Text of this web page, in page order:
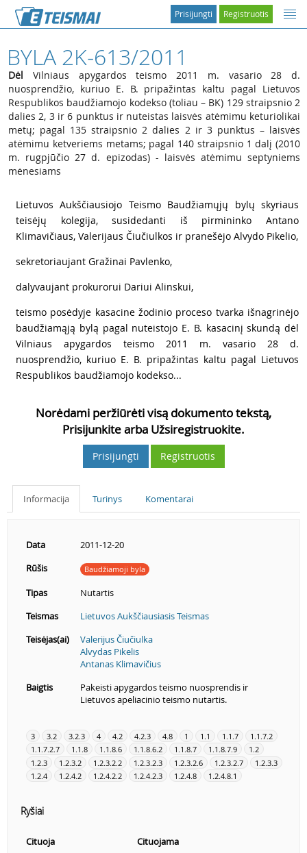
Registruotis
Prisijungti
BYLA 2K-613/2011
Dėl Vilniaus apygardos teismo 2011 m. vasario 28 d.
nuosprendžio, kuriuo E. B. pripažintas kaltu pagal Lietuvos
Respublikos baudžiamojo kodekso (toliau – BK) 129 straipsnio 2
dalies 2, 3 ir 6 punktus ir nuteistas laisvės atėmimu keturiolikai
metų; pagal 135 straipsnio 2 dalies 2 ir 3 punktus – laisvės
atėmimu ketveriems metams; pagal 140 straipsnio 1 dalį (2010
m. rugpjūčio 27 d. epizodas) - laisvės atėmimu septyniems
mėnesiams
Lietuvos Aukščiausiojo Teismo Baudžiamųjų bylų skyriaus
teisėjų kolegija, susidedanti iš pirmininko Antano
Klimavičiaus, Valerijaus Čiučiulkos ir pranešėjo Alvydo Pikelio,
sekretoriaujant Gražinai Pavlenko,
dalyvaujant prokurorui Dariui Alinskui,
teismo posėdyje kasacine žodinio proceso tvarka išnagrinėjo
baudžiamąją bylą pagal nuteistojo E. B. kasacinį skundą dėl
Vilniaus apygardos teismo 2011 m. vasario 28 d.
nuosprendžio, kuriuo E. B. pripažintas kaltu pagal Lietuvos
Respublikos baudžiamojo kodekso...
Norėdami peržiūrėti visą dokumento tekstą,
Prisijunkite arba Užsiregistruokite.
Prisijungti Registruotis
Informacija Turinys Komentarai
Data
2011-12-20
Rūšis
Baudžiamoji byla
Tipas
Nutartis
Teismas
Lietuvos Aukščiausiasis Teismas
Teisėjas(ai)
Valerijus Čiučiulka
Alvydas Pikelis
Antanas Klimavičius
Baigtis
Pakeisti apygardos teismo nuosprendis ir
Lietuvos apeliacinio teismo nutartis.
3 3.2 3.2.3 4 4.2 4.2.3 4.8 1 1.1 1.1.7
1.1.7.2
1.1.7.2.7
1.1.8 1.1.8.6 1.1.8.6.2 1.1.8.7 1.1.8.7.9
1.2
1.2.3
1.2.3.2 1.2.3.2.2 1.2.3.2.3 1.2.3.2.6 1.2.3.2.7
1.2.3.3
1.2.4
1.2.4.2 1.2.4.2.2 1.2.4.2.3 1.2.4.8 1.2.4.8.1
Ryšiai
Cituoja
Cituojama